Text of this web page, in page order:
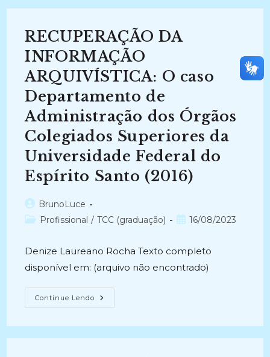
O
Ferramenta
Ciberespacial
Para
A
Recuperação
Da
Em
Arquivos
(2010)
RECUPERAÇÃO DA
INFORMAÇÃO
ARQUIVÍSTICA: O caso
Departamento de
Administração dos Órgãos
Colegiados Superiores da
Universidade Federal do
Espírito Santo (2016)
Autor
do
BrunoLuce
Categoria
Profissional / TCC (graduação)
Post16/08/2023
Denize Laureano Rocha Texto completo
disponível em: (arquivo não encontrado)
Continue Lendo RECUPERAÇÃO
DA
Caso